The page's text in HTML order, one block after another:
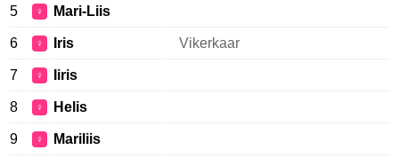
5 ♀ Mari-Liis
6 ♀ Iris Vikerkaar
7 ♀ Iiris
8 ♀ Helis
9 ♀ Mariliis